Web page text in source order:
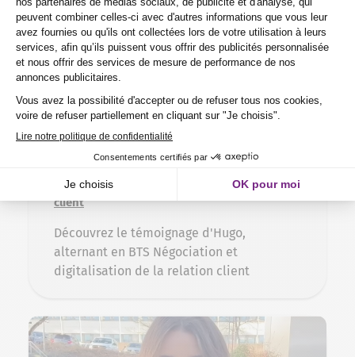
2 avril 2025
Négociation et digitalisation de la relation
client
Découvrez le témoignage d'Hugo,
alternant en BTS Négociation et
digitalisation de la relation client